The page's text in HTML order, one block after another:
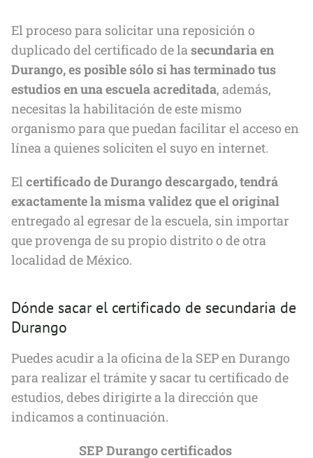
El proceso para solicitar una reposición o
duplicado del certificado de la secundaria en
Durango, es posible sólo si has terminado tus
estudios en una escuela acreditada, además,
necesitas la habilitación de este mismo
organismo para que puedan facilitar el acceso en
línea a quienes soliciten el suyo en internet.
El certificado de Durango descargado, tendrá
exactamente la misma validez que el original
entregado al egresar de la escuela, sin importar
que provenga de su propio distrito o de otra
localidad de México.
Dónde sacar el certificado de secundaria de
Durango
Puedes acudir a la oficina de la SEP en Durango
para realizar el trámite y sacar tu certificado de
estudios, debes dirigirte a la dirección que
indicamos a continuación.
SEP Durango certificados